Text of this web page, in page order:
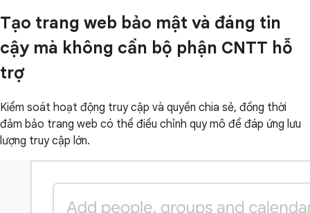
Tạo trang web bảo mật và đáng tin
cậy mà không cần bộ phận CNTT hỗ
trợ
Kiểm soát hoạt động truy cập và quyền chia sẻ, đồng thời
đảm bảo trang web có thể điều chỉnh quy mô để đáp ứng lưu
lượng truy cập lớn.